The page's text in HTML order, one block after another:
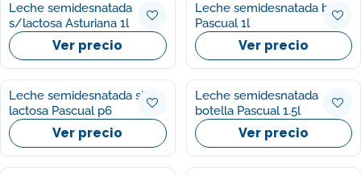
Leche semidesnatada
s/lactosa Asturiana 1l
Ver precio
Leche semidesnatada brick
Pascual 1l
Ver precio
Leche semidesnatada sin
lactosa Pascual p6
Ver precio
Leche semidesnatada
botella Pascual 1.5l
Ver precio